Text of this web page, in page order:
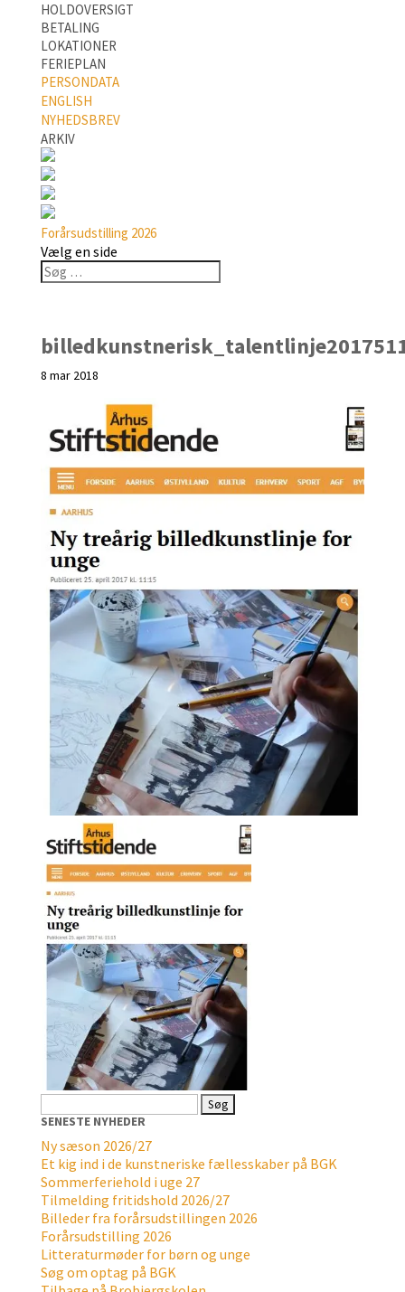
HOLDOVERSIGT
BETALING
LOKATIONER
FERIEPLAN
PERSONDATA
ENGLISH
NYHEDSBREV
ARKIV
Forårsudstilling 2026
Vælg en side
8 mar 2018
efter:
SENESTE NYHEDER
Ny sæson 2026/27
Et kig ind i de kunstneriske fællesskaber på BGK
Sommerferiehold i uge 27
Tilmelding fritidshold 2026/27
Billeder fra forårsudstillingen 2026
Forårsudstilling 2026
Litteraturmøder for børn og unge
Søg om optag på BGK